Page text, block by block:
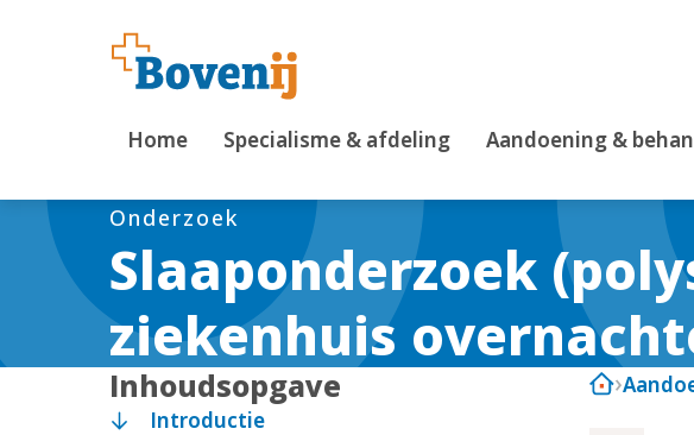
Home Specialisme & afdeling Aandoening &
Slaaponderzoek
ziekenhuis
Onderzoek
Inhoudsopgave
Introductie